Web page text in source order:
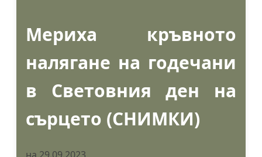
Мериха кръвното
налягане на годечани
в Световния ден на
сърцето (СНИМКИ)